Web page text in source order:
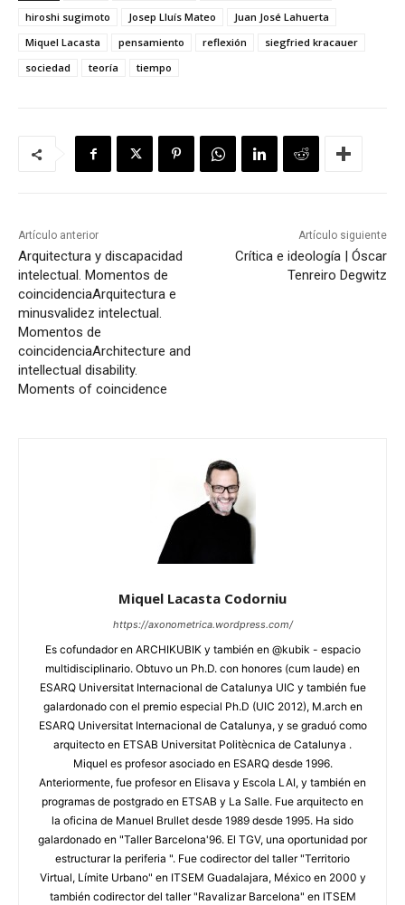
hiroshi sugimoto
Josep Lluís Mateo
Juan José Lahuerta
Miquel Lacasta
pensamiento reflexión
siegfried kracauer
sociedad
teoría tiempo
Artículo anterior
Arquitectura y discapacidad
intelectual. Momentos de
coincidenciaArquitectura e
minusvalidez intelectual.
Momentos de
coincidenciaArchitecture and
intellectual disability.
Moments of coincidence
Artículo siguiente
Crítica e ideología | Óscar
Tenreiro Degwitz
Miquel Lacasta Codorniu
https://axonometrica.wordpress.com/
Es cofundador en ARCHIKUBIK y también en @kubik - espacio
multidisciplinario. Obtuvo un Ph.D. con honores (cum laude) en
ESARQ Universitat Internacional de Catalunya UIC y también fue
galardonado con el premio especial Ph.D (UIC 2012), M.arch en
ESARQ Universitat Internacional de Catalunya, y se graduó como
arquitecto en ETSAB Universitat Politècnica de Catalunya .
Miquel es profesor asociado en ESARQ desde 1996.
Anteriormente, fue profesor en Elisava y Escola LAI, y también en
programas de postgrado en ETSAB y La Salle. Fue arquitecto en
la oficina de Manuel Brullet desde 1989 desde 1995. Ha sido
galardonado en "Taller Barcelona'96. El TGV, una oportunidad por
estructurar la periferia ". Fue codirector del taller "Territorio
Virtual, Límite Urbano" en ITSEM Guadalajara, México en 2000 y
también codirector del taller "Ravalizar Barcelona" en ITSEM